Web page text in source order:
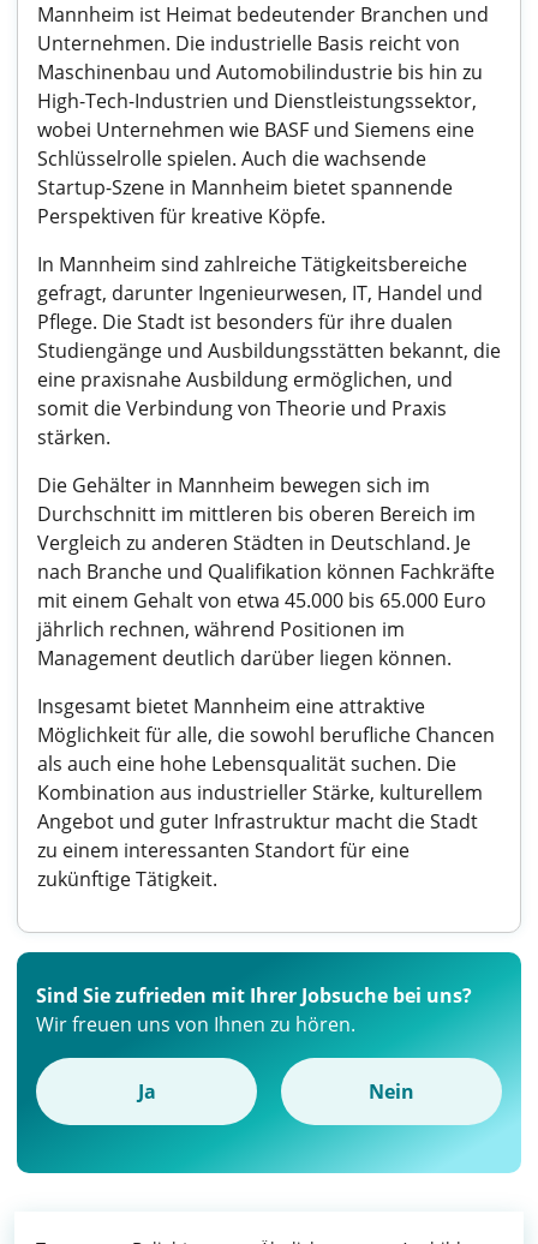
Mannheim ist Heimat bedeutender Branchen und
Unternehmen. Die industrielle Basis reicht von
Maschinenbau und Automobilindustrie bis hin zu
High-Tech-Industrien und Dienstleistungssektor,
wobei Unternehmen wie BASF und Siemens eine
Schlüsselrolle spielen. Auch die wachsende
Startup-Szene in Mannheim bietet spannende
Perspektiven für kreative Köpfe.
In Mannheim sind zahlreiche Tätigkeitsbereiche
gefragt, darunter Ingenieurwesen, IT, Handel und
Pflege. Die Stadt ist besonders für ihre dualen
Studiengänge und Ausbildungsstätten bekannt, die
eine praxisnahe Ausbildung ermöglichen, und
somit die Verbindung von Theorie und Praxis
stärken.
Die Gehälter in Mannheim bewegen sich im
Durchschnitt im mittleren bis oberen Bereich im
Vergleich zu anderen Städten in Deutschland. Je
nach Branche und Qualifikation können Fachkräfte
mit einem Gehalt von etwa 45.000 bis 65.000 Euro
jährlich rechnen, während Positionen im
Management deutlich darüber liegen können.
Insgesamt bietet Mannheim eine attraktive
Möglichkeit für alle, die sowohl berufliche Chancen
als auch eine hohe Lebensqualität suchen. Die
Kombination aus industrieller Stärke, kulturellem
Angebot und guter Infrastruktur macht die Stadt
zu einem interessanten Standort für eine
zukünftige Tätigkeit.
Sind Sie zufrieden mit Ihrer Jobsuche bei uns?
Wir freuen uns von Ihnen zu hören.
Ja Nein